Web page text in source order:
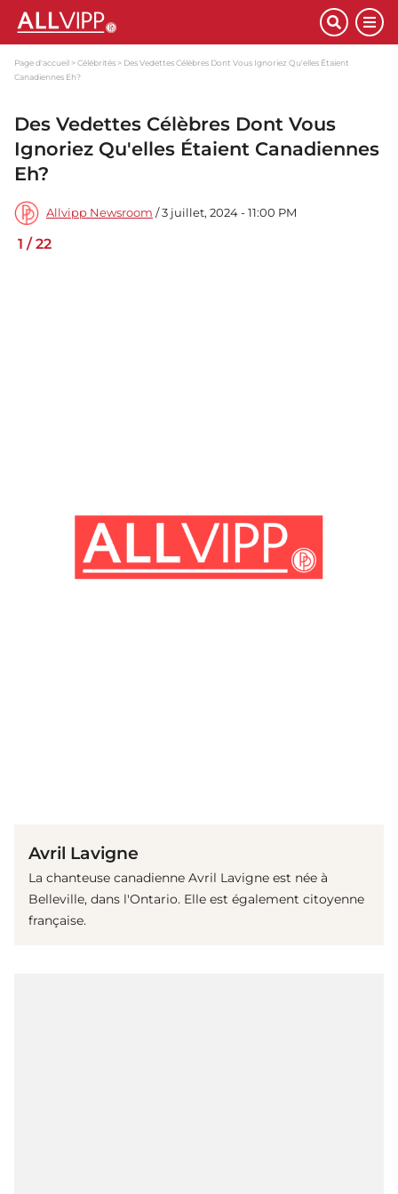
Page d'accueil Célébrités
Des Vedettes Célèbres Dont Vous Ignoriez Qu'elles Étaient
Canadiennes Eh?
Des Vedettes Célèbres Dont Vous
Ignoriez Qu'elles Étaient Canadiennes
Eh?
Allvipp Newsroom / 3 juillet, 2024 - 11:00 PM
1 /22
Avril Lavigne
La chanteuse canadienne Avril Lavigne est née à
Belleville, dans l'Ontario. Elle est également citoyenne
française.